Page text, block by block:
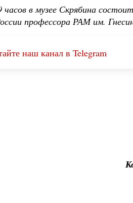
часов в музее Скрябина
профессора РАМ им.
наш канал в Telegram